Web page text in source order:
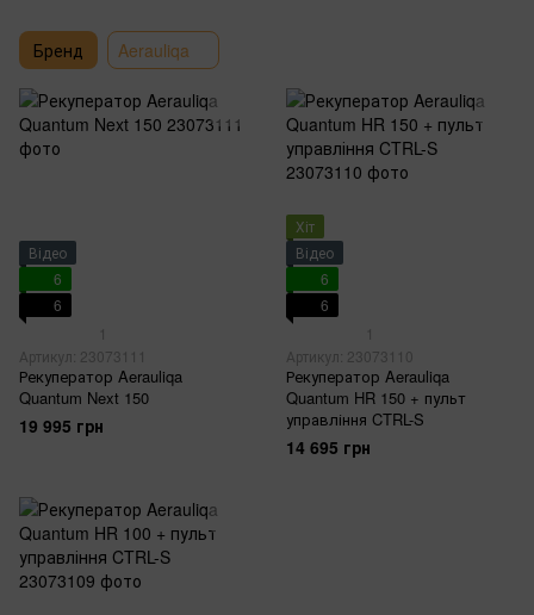
Бренд Aerauliqa
Відео
6
6
1
Артикул: 23073111
Рекуператор Aerauliqa
Quantum Next 150
19 995 грн
Хіт
Відео
6
6
1
Артикул: 23073110
Рекуператор Aerauliqa
Quantum HR 150 + пульт
управління CTRL-S
14 695 грн